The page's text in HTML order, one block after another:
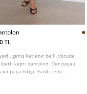
TL
geniş katlanır belli, vücuda
kapri pantolon. Dar paçalı.
paça bitişi. Farklı renk